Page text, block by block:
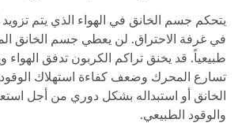
يتحكم جسم الخانق في الهواء الذي يتم
في غرفة الاحتراق. لن يعطي جسم الخانق
طبيعياً. قد يخنق تراكم الكربون تدفق
تسارع المحرك وضعف كفاءة استهلاك
الخانق أو استبداله بشكل دوري من أجل
والوقود الطبيعي.